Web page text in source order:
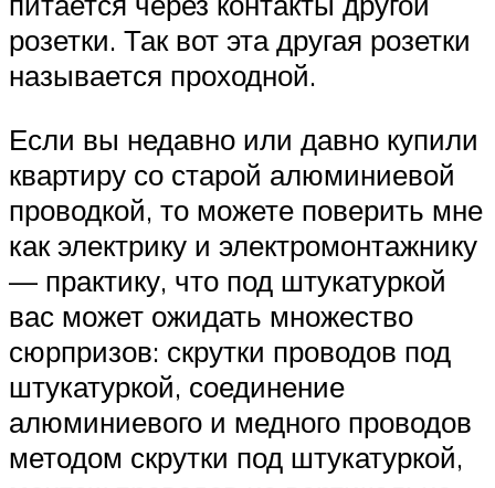
розетки. Так вот эта другая розетки
называется проходной.
Если вы недавно или давно купили
квартиру со старой алюминиевой
проводкой, то можете поверить мне
как электрику и электромонтажнику
— практику, что под штукатуркой
вас может ожидать множество
сюрпризов: скрутки проводов под
штукатуркой, соединение
алюминиевого и медного проводов
методом скрутки под штукатуркой,